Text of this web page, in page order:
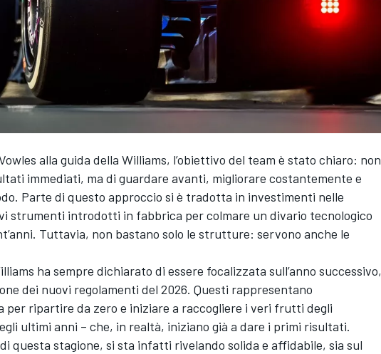
alla guida della Williams, l’obiettivo del team è stato chiaro: non
immediati, ma di guardare avanti, migliorare costantemente e
Parte di questo approccio si è tradotta in investimenti nelle
strumenti introdotti in fabbrica per colmare un divario tecnologico
Tuttavia, non bastano solo le strutture: servono anche le
ha sempre dichiarato di essere focalizzata sull’anno successivo,
dei nuovi regolamenti del 2026. Questi rappresentano
per ripartire da zero e iniziare a raccogliere i veri frutti degli
ultimi anni – che, in realtà, iniziano già a dare i primi risultati.
questa stagione, si sta infatti rivelando solida e affidabile, sia sul